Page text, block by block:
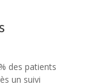
des patients
un suivi